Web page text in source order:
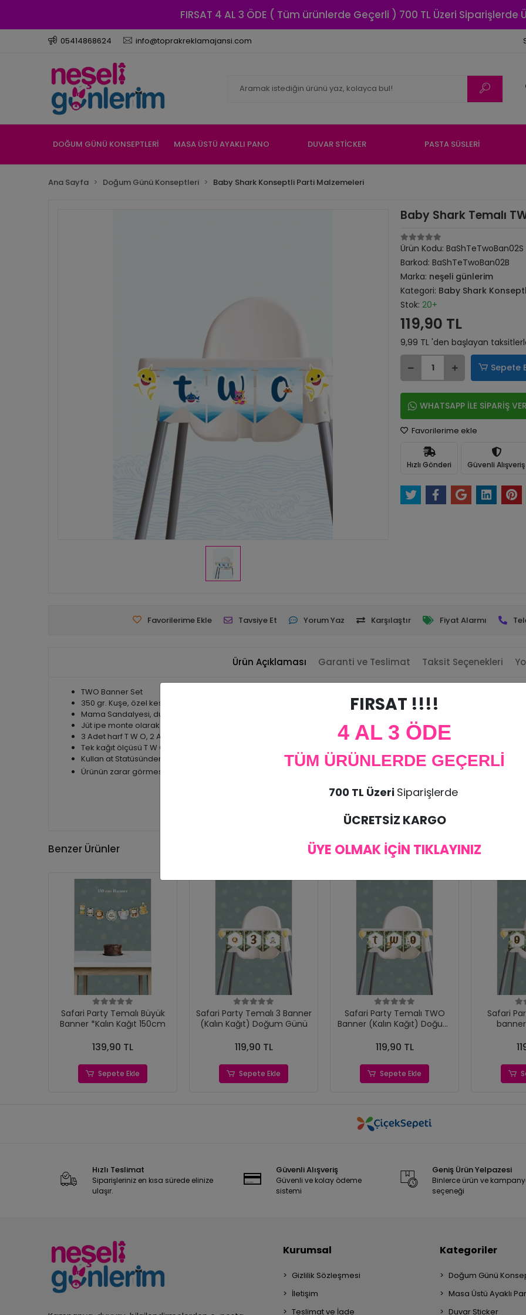
FIRSAT 4 AL 3 ÖDE ( Tüm ürünlerde Geçerli ) 700 TL Üzeri Siparişlerde
05414868624 info@toprakreklamajansi.com
DOĞUM GÜNÜ KONSEPTLERİ MASA ÜSTÜ AYAKLI PANO DUVAR STİCKER PASTA SÜSLERİ
Ana Sayfa Doğum Günü Konseptleri Baby Shark Konseptli Parti Malzemeleri
Baby Shark Temalı
Ürün Kodu: BaShTeTwoBan02S
Barkod: BaShTeTwoBan02B
Marka: neşeli günlerim
Kategori: Baby Shark
Stok: 20+
119,90 TL
9,99 TL 'den başlayan
Sepete
WHATSAPP İLE SİPARİŞ VER
Favorilerime ekle
Hızlı Gönderi Güvenli Alışveriş
Favorilerime Ekle Tavsiye Et Yorum Yaz Karşılaştır Fiyat Alarmı
Ürün Açıklaması Garanti ve Teslimat Taksit Seçenekleri
TWO Banner Set
350 gr. Kuşe, özel kesim
Mama Sandalyesi, duvar, masa önü gibi dilediğiniz yerde dekor olarak kullanabilirsiniz.
Jüt ipe monte olarak gönderilmektedir.
3 Adet harf T W O, 2 Adet baby shark toplam 5 adet
Tek kağıt ölçüsü T W O 10x12 cm, baby shark 7 cm Toplam 45 cm genişliğindedir.
Kullan at Statüsünden olan ürünler olduğundan ürün iadesi kabul edilmemektedir.
Ürünün zarar görmesi halinde tekrar ürün gönderimi yapılır.
Benzer Ürünler
Safari Party Temalı Büyük
Banner *Kalın Kağıt 150cm
139,90 TL
Sepete Ekle
Safari Party Temalı 3 Banner
(Kalın Kağıt) Doğum Günü
119,90 TL
Sepete Ekle
Safari Party Temalı TWO
Banner (Kalın Kağıt) Doğum
119,90 TL
Sepete Ekle
Safari
banner
Hızlı Teslimat
Siparişleriniz en kısa sürede elinize
ulaşır.
Güvenli Alışveriş
Güvenli ve kolay ödeme
sistemi
Geniş Ürün Yelpazesi
Binlerce ürün ve
seçeneği
Kurumsal
Gizlilik Sözleşmesi
İletişim
Teslimat ve İade
Kategoriler
Doğum Günü
Masa Üstü Ayaklı
Duvar Sticker
FIRSAT !!!!
4 AL 3 ÖDE
TÜM ÜRÜNLERDE GEÇERLİ
700 TL Üzeri Siparişlerde
ÜCRETSİZ KARGO
ÜYE OLMAK İÇİN TIKLAYINIZ